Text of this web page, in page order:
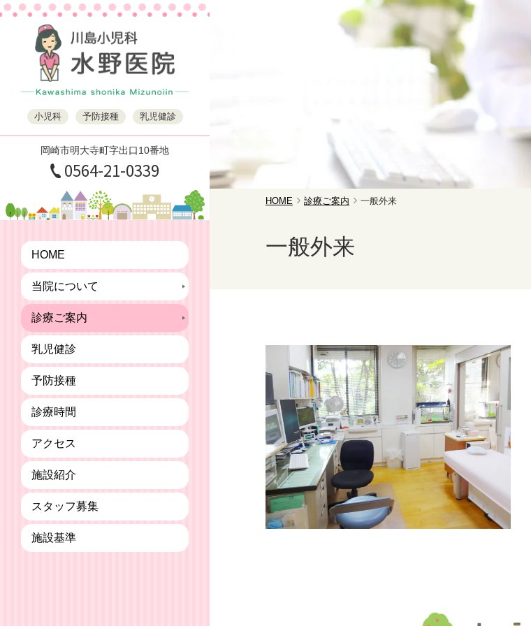
小児科 予防接種 乳児健診
岡崎市明大寺町字出口10番地
0564-21-0339
HOME
当院について
診療ご案内
乳児健診
予防接種
診療時間
アクセス
施設紹介
スタッフ募集
施設基準
HOME 診療ご案内 一般外来
一般外来